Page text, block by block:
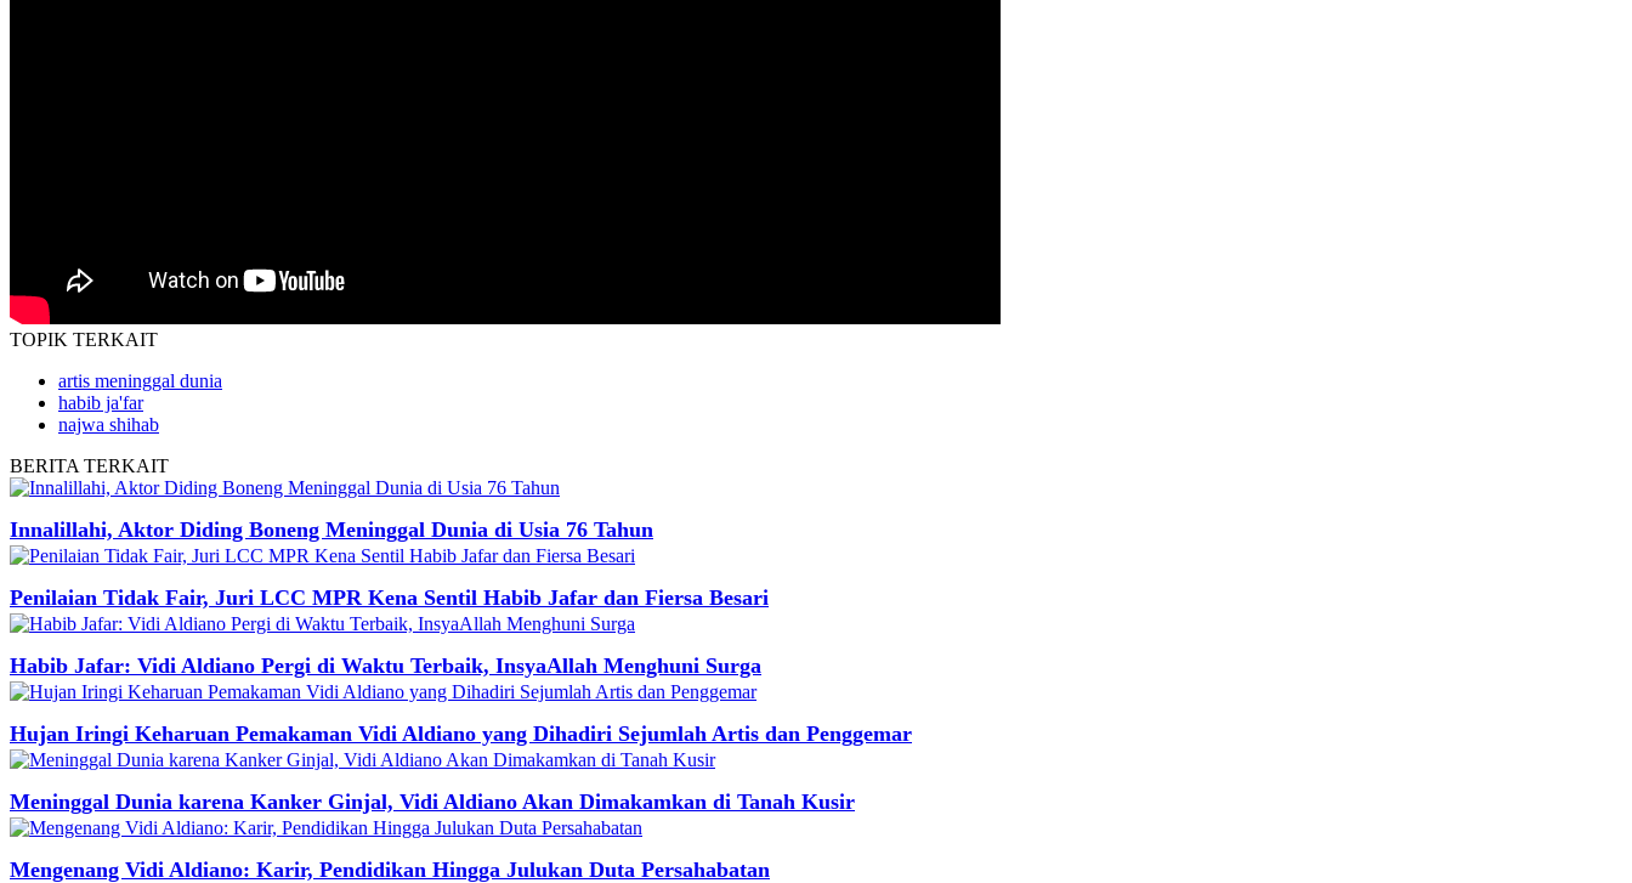
TOPIK TERKAIT
artis meninggal dunia
habib ja'far
najwa shihab
BERITA TERKAIT
Innalillahi, Aktor Diding Boneng Meninggal Dunia di Usia 76 Tahun
Penilaian Tidak Fair, Juri LCC MPR Kena Sentil Habib Jafar dan Fiersa Besari
Habib Jafar: Vidi Aldiano Pergi di Waktu Terbaik, InsyaAllah Menghuni Surga
Hujan Iringi Keharuan Pemakaman Vidi Aldiano yang Dihadiri Sejumlah Artis dan Penggemar
Meninggal Dunia karena Kanker Ginjal, Vidi Aldiano Akan Dimakamkan di Tanah Kusir
Mengenang Vidi Aldiano: Karir, Pendidikan Hingga Julukan Duta Persahabatan